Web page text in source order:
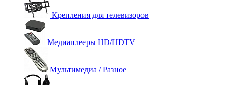
Крепления для телевизоров
Медиаплееры HD/HDTV
Мультимедиа / Разное